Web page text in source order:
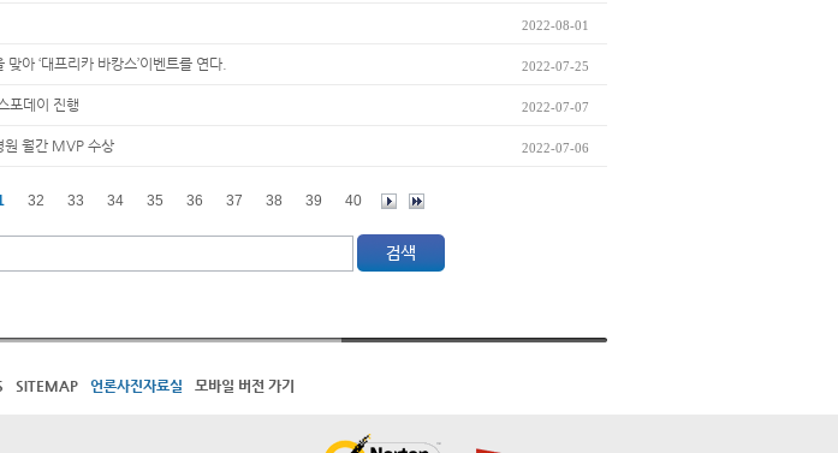
2022-08-01
아 ‘대프리카 바캉스’이벤트를 연다. 2022-07-25
포데이 진행 2022-07-07
원 월간 MVP 수상 2022-07-06
32 33 34 35 36 37 38 39 40
SITEMAP 언론사진자료실 모바일 버전 가기